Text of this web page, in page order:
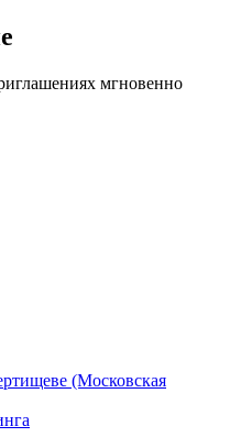
мгновенно
(Московская